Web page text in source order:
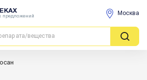
предложений Москва